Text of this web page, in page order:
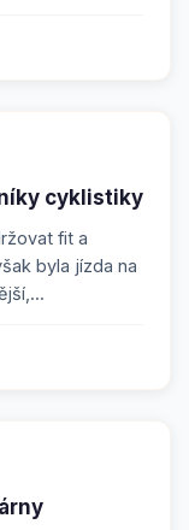
cyklistiky
fit a
byla jízda na